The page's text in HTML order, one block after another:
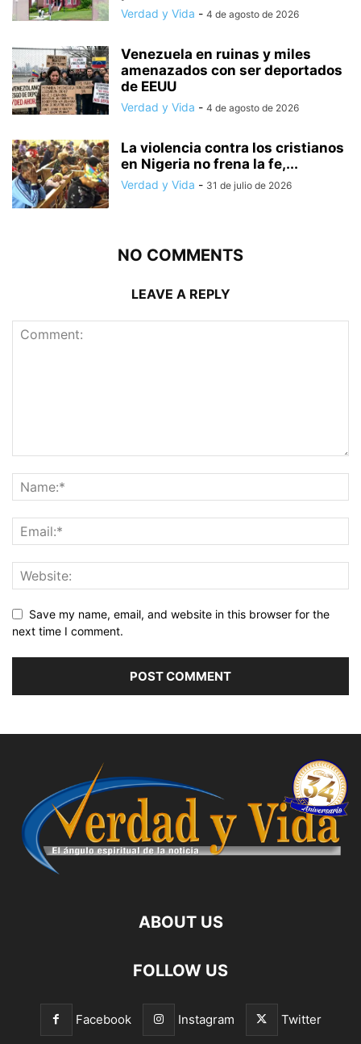
Verdad y Vida - 4 de agosto de 2026
Venezuela en ruinas y miles
amenazados con ser deportados
de EEUU
Verdad y Vida - 4 de agosto de 2026
La violencia contra los cristianos
en Nigeria no frena la fe,...
Verdad y Vida - 31 de julio de 2026
NO COMMENTS
LEAVE A REPLY
Save my name, email, and website in this browser for the
next time I comment.
ABOUT US
FOLLOW US
Facebook Instagram Twitter